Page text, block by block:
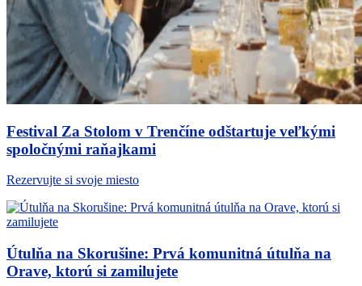
Festival Za Stolom v Trenčíne odštartuje veľkými
spoločnými raňajkami
Rezervujte si svoje miesto
Útulňa na Skorušine: Prvá komunitná útulňa na
Orave, ktorú si zamilujete